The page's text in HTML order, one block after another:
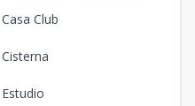
Casa Club
Cisterna
Estudio